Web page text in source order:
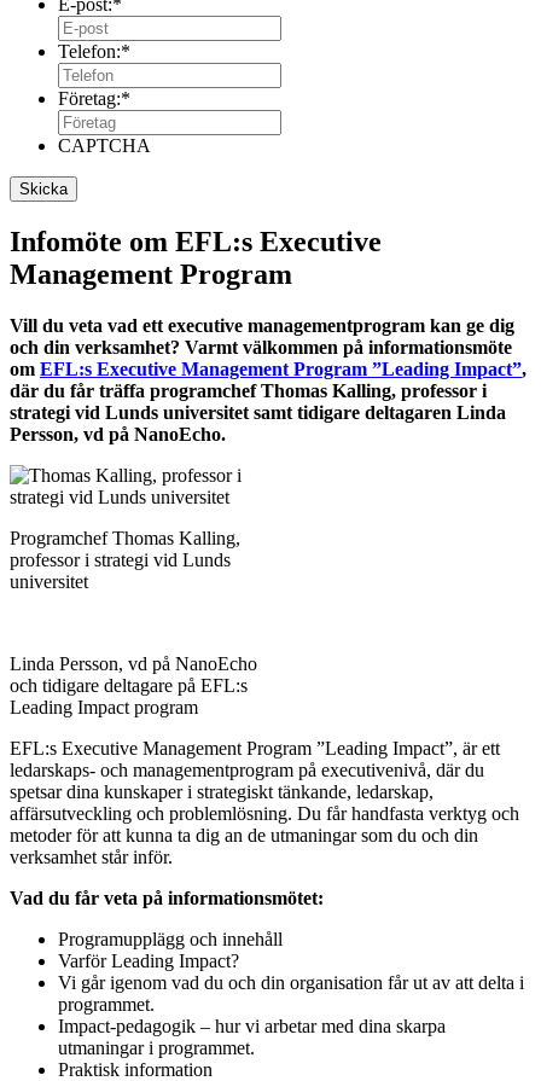
E-post:*
Telefon:*
Företag:*
CAPTCHA
Infomöte om EFL:s Executive
Management Program
Vill du veta vad ett executive managementprogram kan ge dig
och din verksamhet? Varmt välkommen på informationsmöte
om EFL:s Executive Management Program ”Leading Impact”,
där du får träffa programchef Thomas Kalling, professor i
strategi vid Lunds universitet samt tidigare deltagaren Linda
Persson, vd på NanoEcho.
Programchef Thomas Kalling,
professor i strategi vid Lunds
universitet
Linda Persson, vd på NanoEcho
och tidigare deltagare på EFL:s
Leading Impact program
EFL:s Executive Management Program ”Leading Impact”, är ett
ledarskaps- och managementprogram på executivenivå, där du
spetsar dina kunskaper i strategiskt tänkande, ledarskap,
affärsutveckling och problemlösning. Du får handfasta verktyg och
metoder för att kunna ta dig an de utmaningar som du och din
verksamhet står inför.
Vad du får veta på informationsmötet:
Programupplägg och innehåll
Varför Leading Impact?
Vi går igenom vad du och din organisation får ut av att delta i
programmet.
Impact-pedagogik – hur vi arbetar med dina skarpa
utmaningar i programmet.
Praktisk information